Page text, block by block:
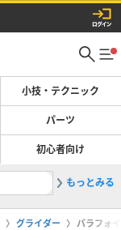
小技・テクニック
パーツ
初心者向け
2最強カ
もっとみる
グライダー パラフォ